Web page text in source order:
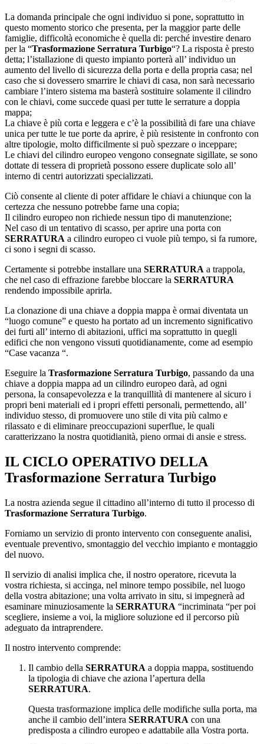
La domanda principale che ogni individuo si pone, soprattutto in
questo momento storico che presenta, per la maggior parte delle
famiglie, difficoltà economiche è quella di: perché investire denaro
per la “Trasformazione Serratura Turbigo“? La risposta è presto
detta; l’istallazione di questo impianto porterà all’ individuo un
aumento del livello di sicurezza della porta e della propria casa; nel
caso che si dovessero smarrire le chiavi di casa, non sarà necessario
cambiare l’intero sistema ma basterà sostituire solamente il cilindro
con le chiavi, come succede quasi per tutte le serrature a doppia
mappa;
La chiave è più corta e leggera e c’è la possibilità di fare una chiave
unica per tutte le tue porte da aprire, è più resistente in confronto con
altre tipologie, molto difficilmente si può spezzare o inceppare;
Le chiavi del cilindro europeo vengono consegnate sigillate, se sono
dottate di tessera di proprietà possono essere duplicate solo all’
interno di centri autorizzati specializzati.
Ciò consente al cliente di poter affidare le chiavi a chiunque con la
certezza che nessuno potrebbe farne una copia;
Il cilindro europeo non richiede nessun tipo di manutenzione;
Nel caso di un tentativo di scasso, per aprire una porta con
SERRATURA a cilindro europeo ci vuole più tempo, si fa rumore,
ci sono i segni di scasso.
Certamente si potrebbe installare una SERRATURA a trappola,
che nel caso di effrazione farebbe bloccare la SERRATURA
rendendo impossibile aprirla.
La clonazione di una chiave a doppia mappa è ormai diventata un
“luogo comune” e questo ha portato ad un incremento significativo
dei furti all’ interno di abitazioni, uffici ma soprattutto in quegli
edifici che non vengono vissuti quotidianamente, come ad esempio
“Case vacanza “.
Eseguire la Trasformazione Serratura Turbigo, passando da una
chiave a doppia mappa ad un cilindro europeo darà, ad ogni
persona, la consapevolezza e la tranquillità di mantenere al sicuro i
propri beni materiali ed i propri effetti personali, permettendo, all’
individuo stesso, di promuovere uno stile di vita più calmo e
rilassato e di eliminare preoccupazioni superflue, le quali
caratterizzano la nostra quotidianità, pieno ormai di ansie e stress.
IL CICLO OPERATIVO DELLA
Trasformazione Serratura Turbigo
La nostra azienda segue il cittadino all’interno di tutto il processo di
Trasformazione Serratura Turbigo.
Forniamo un servizio di pronto intervento con conseguente analisi,
eventuale preventivo, smontaggio del vecchio impianto e montaggio
del nuovo.
Il servizio di analisi implica che, il nostro operatore, ricevuta la
vostra richiesta, si accinga, nel minore tempo possibile, nel luogo
della vostra abitazione; una volta arrivato in situ, si impegnerà ad
esaminare minuziosamente la SERRATURA “incriminata “per poi
scegliere, insieme a voi, la migliore soluzione ed il percorso più
adeguato da intraprendere.
Il nostro intervento comprende:
Il cambio della SERRATURA a doppia mappa, sostituendo
la tipologia di chiave che aziona l’apertura della
SERRATURA.
Questa trasformazione implica delle modifiche sulla porta, ma
anche il cambio dell’intera SERRATURA con una
predisposta a cilindro europeo e adattabile alla Vostra porta.